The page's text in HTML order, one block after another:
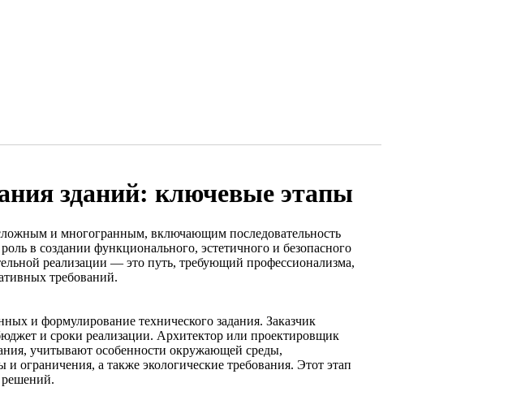
зданий: ключевые этапы
и многогранным, включающим последовательность
в создании функционального, эстетичного и безопасного
реализации — это путь, требующий профессионализма,
требований.
и формулирование технического задания. Заказчик
и сроки реализации. Архитектор или проектировщик
учитывают особенности окружающей среды,
ограничения, а также экологические требования. Этот этап
решений.